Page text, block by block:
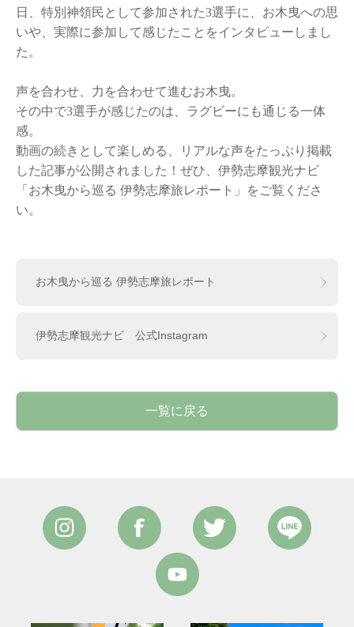
日、特別神領民として参加された3選手に、お木曳への思
いや、実際に参加して感じたことをインタビューしまし
た。
声を合わせ、力を合わせて進むお木曳。
その中で3選手が感じたのは、ラグビーにも通じる一体
感。
動画の続きとして楽しめる、リアルな声をたっぷり掲載
した記事が公開されました！ぜひ、伊勢志摩観光ナビ
「お木曳から巡る 伊勢志摩旅レポート」をご覧くださ
い。
お木曳から巡る 伊勢志摩旅レポート
伊勢志摩観光ナビ 公式Instagram
一覧に戻る